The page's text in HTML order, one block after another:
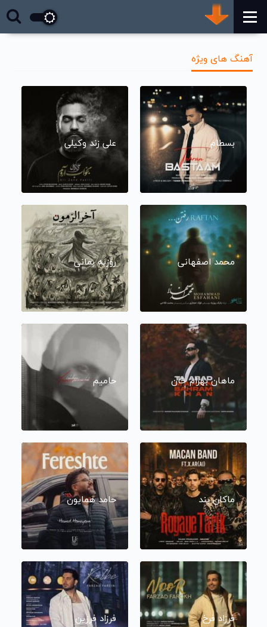
آهنگ های ویژه
بسطام علی زند وکیلی
محمد اصفهانی روزبه بمانی
ماهان بهرام خان حامیم
ماکان بند حامد همایون
فرزاد فرخ فرزاد فرزین